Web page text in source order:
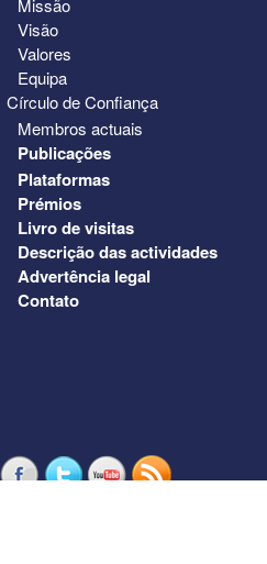
Missão
Visão
Valores
Equipa
Círculo de Confiança
Membros actuais
Publicações
Plataformas
Prémios
Livro de visitas
Descrição das actividades
Advertência legal
Contato